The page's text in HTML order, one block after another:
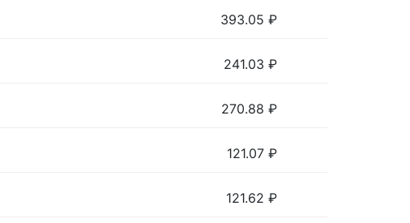
393.05 ₽
241.03 ₽
270.88 ₽
121.07 ₽
121.62 ₽